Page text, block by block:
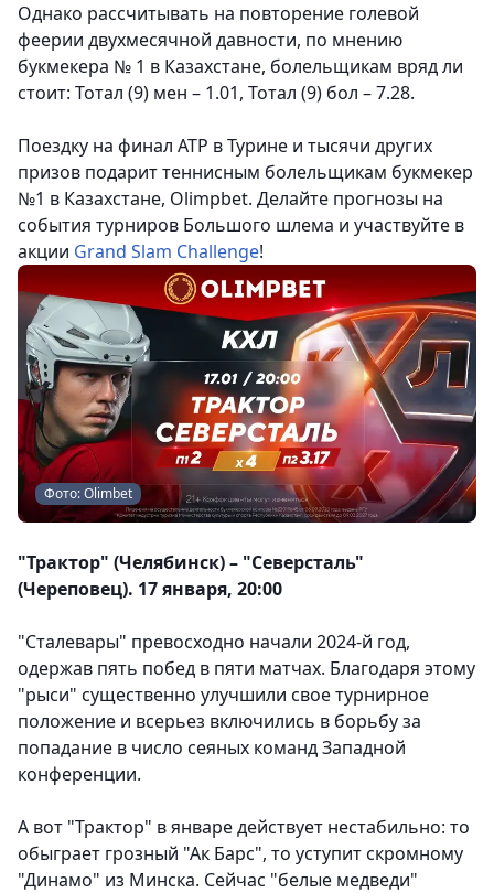
Однако рассчитывать на повторение голевой
феерии двухмесячной давности, по мнению
букмекера № 1 в Казахстане, болельщикам вряд ли
стоит: Тотал (9) мен – 1.01, Тотал (9) бол – 7.28.
Поездку на финал ATP в Турине и тысячи других
призов подарит теннисным болельщикам букмекер
№1 в Казахстане, Olimpbet. Делайте прогнозы на
события турниров Большого шлема и участвуйте в
акции Grand Slam Challenge!
Фото: Olimbet
"Трактор" (Челябинск) – "Северсталь"
(Череповец). 17 января, 20:00
"Сталевары" превосходно начали 2024-й год,
одержав пять побед в пяти матчах. Благодаря этому
"рыси" существенно улучшили свое турнирное
положение и всерьез включились в борьбу за
попадание в число сеяных команд Западной
конференции.
А вот "Трактор" в январе действует нестабильно: то
обыграет грозный "Ак Барс", то уступит скромному
"Динамо" из Минска. Сейчас "белые медведи"